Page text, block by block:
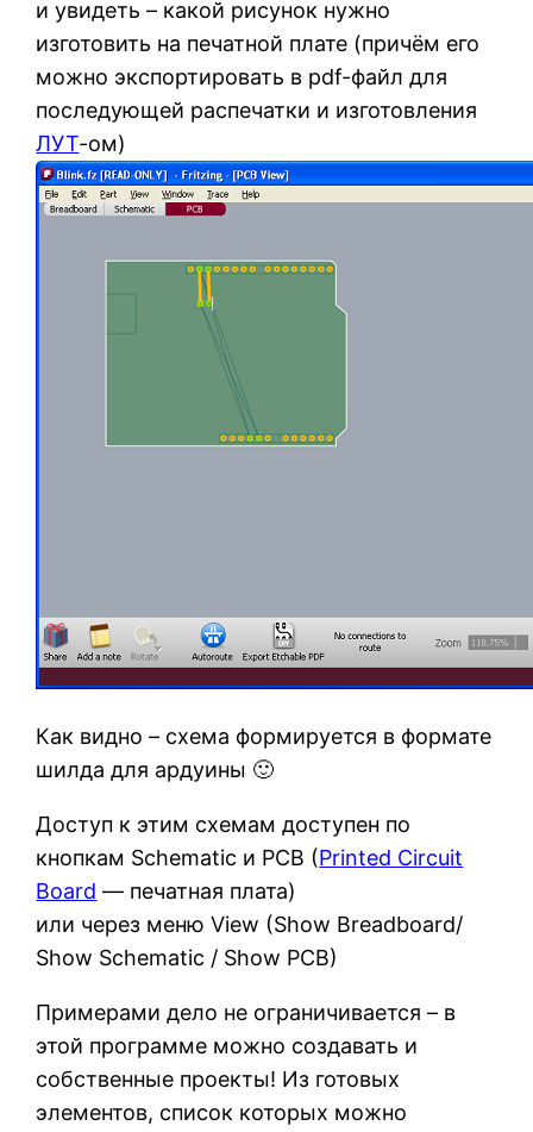
и увидеть – какой рисунок нужно
изготовить на печатной плате (причём его
можно экспортировать в pdf-файл для
последующей распечатки и изготовления
ЛУТ-ом)
Как видно – схема формируется в формате
шилда для ардуины 🙂
Доступ к этим схемам доступен по
кнопкам Schematic и PCB (Printed Circuit
Board — печатная плата)
или через меню View (Show Breadboard/
Show Schematic / Show PCB)
Примерами дело не ограничивается – в
этой программе можно создавать и
собственные проекты! Из готовых
элементов, список которых можно